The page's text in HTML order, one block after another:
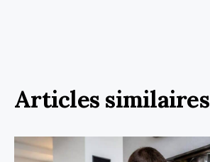
Articles similaires